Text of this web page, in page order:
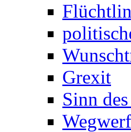
Grexit
Sinn